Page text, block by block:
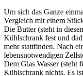
Um sich das Ganze
Vergleich mit einem
Die Butter (steht in
Kühlschrank fest und
mehr stattfinden. Nach
lebensnotwendigen
Dem Glas Wasser (steht
Kühlschrank nichts. Es